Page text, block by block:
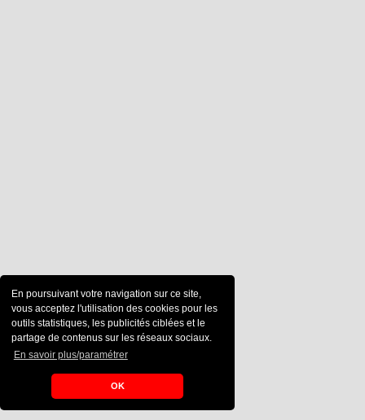
En poursuivant votre navigation sur ce site,
vous acceptez l'utilisation des cookies pour les
outils statistiques, les publicités ciblées et le
partage de contenus sur les réseaux sociaux.
En savoir plus/paramétrer
OK